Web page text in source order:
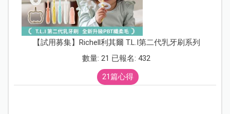
【試用募集】Richell利其爾 T.L.I第二代乳牙刷系列
數量: 21 已報名: 432
21篇心得